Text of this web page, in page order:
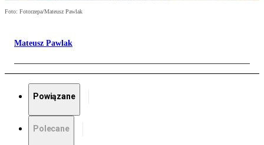
Foto: Fotorzepa/Mateusz Pawlak
Mateusz Pawlak
Powiązane
Polecane